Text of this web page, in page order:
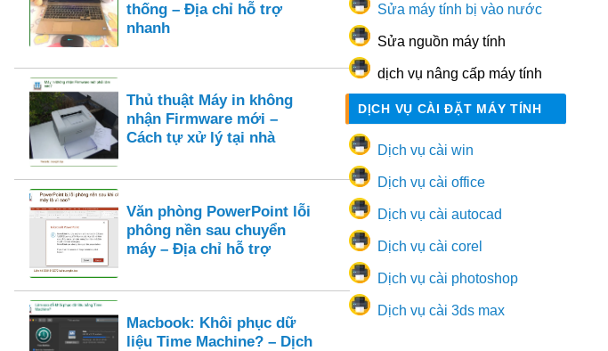
thống – Địa chỉ hỗ trợ
nhanh
Thủ thuật Máy in không
nhận Firmware mới –
Cách tự xử lý tại nhà
Văn phòng PowerPoint lỗi
phông nền sau chuyển
máy – Địa chỉ hỗ trợ
Macbook: Khôi phục dữ
liệu Time Machine? – Dịch
Sửa máy tính bị vào nước
Sửa nguồn máy tính
dịch vụ nâng cấp máy tính
DỊCH VỤ CÀI ĐẶT MÁY TÍNH
Dịch vụ cài win
Dịch vụ cài office
Dịch vụ cài autocad
Dịch vụ cài corel
Dịch vụ cài photoshop
Dịch vụ cài 3ds max